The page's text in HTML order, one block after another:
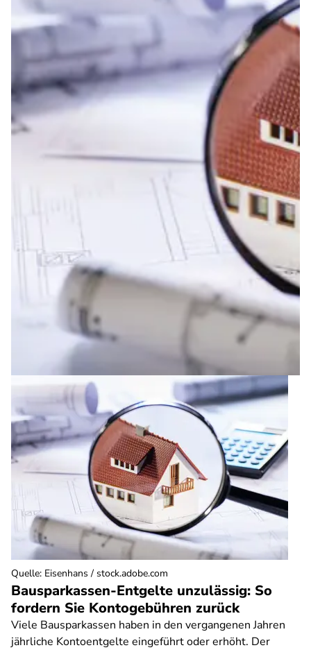
Bausparkassen-Entgelte unzulässig: So
fordern Sie Kontogebühren zurück
Viele Bausparkassen haben in den vergangenen Jahren
jährliche Kontoentgelte eingeführt oder erhöht. Der
Quelle: Eisenhans / stock.adobe.com